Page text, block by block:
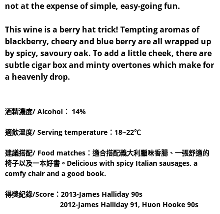
not at the expense of simple, easy-going fun.
This wine is a berry hat trick! Tempting aromas of
blackberry, cheery and blue berry are all wrapped up
by spicy, savoury oak. To add a little cheek, there are
subtle cigar box and minty overtones which make for
a heavenly drop.
酒精濃度/ Alcohol： 14%
適飲溫度/ Serving temperature：18~22℃
建議搭配/ Food matches：適合搭配義大利臘味香腸、一張舒適的
椅子以及一本好書。Delicious with spicy Italian sausages, a
comfy chair and a good book.
得獎紀錄/Score：2013-James Halliday 90s
2012-James Halliday 91, Huon Hooke 90s